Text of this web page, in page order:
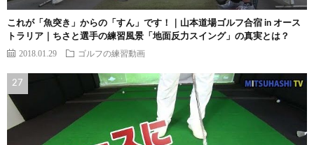
これが「魚突き」からの「すん」です！｜山本道場ゴルフ合宿 in オース
トラリア｜ちさと選手の練習風景「地面反力スイング」の真実とは？
2018.01.29 ゴルフの練習動画